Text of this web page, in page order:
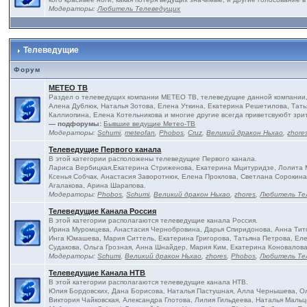
Модераторы:Любитель Телеведущих
Телеведущие
Форум
МЕТЕО ТВ
Раздел о телеведущих компании МЕТЕО ТВ, телеведущие данной
Алена Дублюк, Наталья Зотова, Елена Уткина, Екатерина Решетилова,
Каллиопина, Елена Котельникова и многие другие всегда приветсвуюбт
— подфорумы: Бывшие ведущие Метео-ТВ
Модераторы:Schumi,meteofan,Phobos,Cruz,Великий дракон Ньхао,
Телеведущие Первого канала
В этой категории расположены телеведущие Первого канала.
Лариса Вербицкая,Екатерина Стриженова, Екатерина Мцитуридзе,
Ксенья Собчак, Анастасия Заворотнюк, Елена Проклова, Светлана
Агалакова, Арина Шарапова.
Модераторы:Phobos,Schumi,Великий дракон Ньхао,zhores,Любитель
Телеведущие Канала Россия
В этой категории располагаются телеведущие канала Россия.
Ирина Муромцева, Анастасия Чернобровина, Дарья Спиридонова, Анна
Инга Юмашева, Мария Ситтель, Екатерина Григорова, Татьяна Петрова,
Судакова, Ольга Грозная, Анна Шнайдер, Мария Ким, Екатерина
Модераторы:Schumi,Великий дракон Ньхао,zhores,Phobos,Любитель
Телеведущие Канала НТВ
В этой категории располагаются телеведущие канала НТВ.
Юлия Бордовских, Дана Борисова, Наталья Пастушная, Алла Чернышева,
Виктория Чайковская, Александра Глотова, Лилия Гильдеева, Наталья